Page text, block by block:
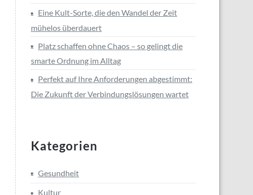
Eine Kult-Sorte, die den Wandel der Zeit
mühelos überdauert
Platz schaffen ohne Chaos – so gelingt die
smarte Ordnung im Alltag
Perfekt auf Ihre Anforderungen abgestimmt:
Die Zukunft der Verbindungslösungen wartet
Kategorien
Gesundheit
Kultur